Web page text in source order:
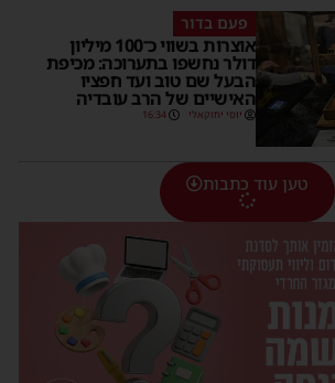
פעם בדור
אוצרות בשווי כ־100 מיליון
דולר נחשפו בתערוכה: מכיפת
הבעל שם טוב ועד חפציו
האישיים של הרב עובדיה
יוסי יחזקאלי 16:34
טען עוד כתבות